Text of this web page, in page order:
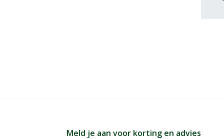
Meld je aan voor korting en advies